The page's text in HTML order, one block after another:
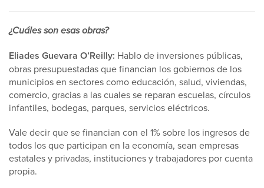
¿Cuáles son esas obras?
Eliades Guevara O’Reilly: Hablo de inversiones públicas,
obras presupuestadas que financian los gobiernos de los
municipios en sectores como educación, salud, viviendas,
comercio, gracias a las cuales se reparan escuelas, círculos
infantiles, bodegas, parques, servicios eléctricos.
Vale decir que se financian con el 1% sobre los ingresos de
todos los que participan en la economía, sean empresas
estatales y privadas, instituciones y trabajadores por cuenta
propia.